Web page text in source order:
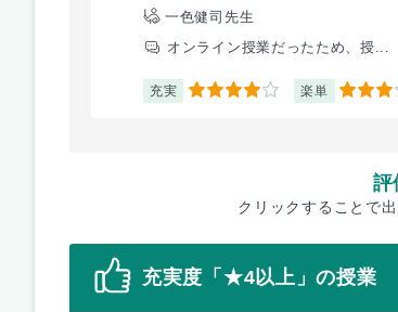
一色健司先生
オンライン授業だったため、授...
充実 4 楽単 3
評
クリックすることで
充実度「★4以上」の授業